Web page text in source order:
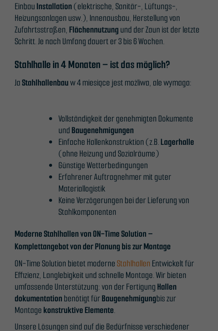
EinbauInstallation (elektrische, Sanitär-, Lüftungs-,
Heizungsanlagen usw.), Innenausbau, Herstellung von
Zufahrtsstraßen,Flächennutzung und der Zaun ist der letzte
Schritt. Je nach Umfang dauert er 3 bis 6 Wochen.
Stahlhalle in 4 Monaten – ist das möglich?
JaStahlhallenbauw 4 miesiące jest możliwa, ale wymaga:
Vollständigkeit der genehmigten Dokumente
undBaugenehmigungen
Einfache Hallenkonstruktion (z.B.Lagerhalle
(ohne Heizung und Sozialräume)
Günstige Wetterbedingungen
Erfahrener Auftragnehmer mit guter
Materiallogistik
Keine Verzögerungen bei der Lieferung von
Stahlkomponenten
Moderne Stahlhallen von ON-Time Solution –
Komplettangebot von der Planung bis zur Montage
ON-Time Solution bietet moderne Stahlhallen Entwickelt für
Effizienz, Langlebigkeit und schnelle Montage. Wir bieten
umfassende Unterstützung: von der FertigungHallen
dokumentation benötigt fürBaugenehmigungbis zur
Montage konstruktive Elemente.
Unsere Lösungen sind auf die Bedürfnisse verschiedener
Erforderlich
Diese
nicht
benötigt,
damit die
Website
funktioniert.
Statistik